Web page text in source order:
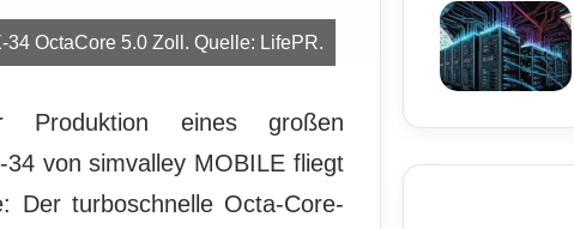
OctaCore 5.0 Zoll. Quelle: LifePR.
Produktion eines großen
von simvalley MOBILE fliegt
Der turboschnelle Octa-Core-